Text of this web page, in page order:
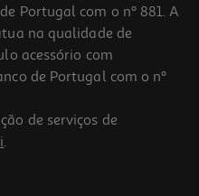
Portugal com o nº 881. A
na qualidade de
acessório com
de Portugal com o nº
de serviços de
.